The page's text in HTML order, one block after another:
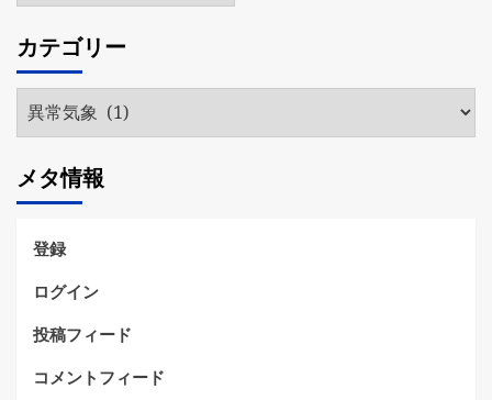
イ
ブ
カテゴリー
カ
テ
リ
ー
メタ情報
登録
ログイン
投稿フィード
コメントフィード